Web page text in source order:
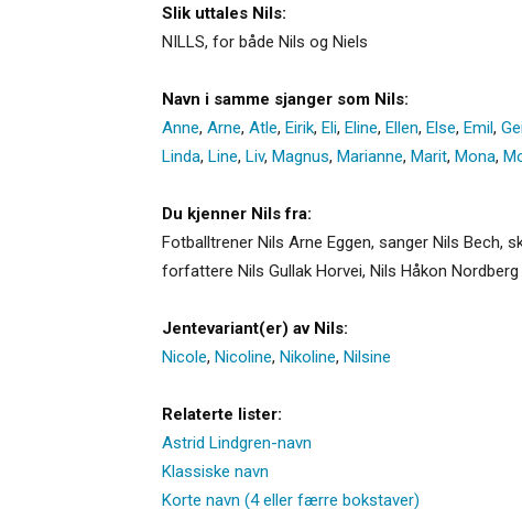
Slik uttales Nils:
NILLS, for både Nils og Niels
Navn i samme sjanger som Nils:
Anne, Arne, Atle, Eirik, Eli, Eline, Ellen, Else, Emil,
Linda, Line, Liv, Magnus, Marianne, Marit, Mona,
Du kjenner Nils fra:
Fotballtrener Nils Arne Eggen, sanger Nils Bech,
forfattere Nils Gullak Horvei, Nils Håkon
Jentevariant(er) av Nils:
Nicole, Nicoline, Nikoline, Nilsine
Relaterte lister:
Astrid Lindgren-navn
Klassiske navn
Korte navn (4 eller færre bokstaver)